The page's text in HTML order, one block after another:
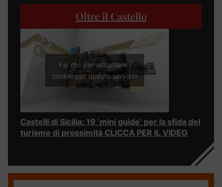
Oltre il Castello
Fai clic per accettare i
cookie per questo servizio
Castelli di Sicilia: 19 ‘mini guide’ per la sfida del
turismo di prossimità CLICCA PER IL VIDEO